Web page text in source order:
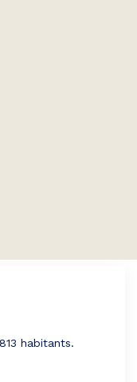
habitants.